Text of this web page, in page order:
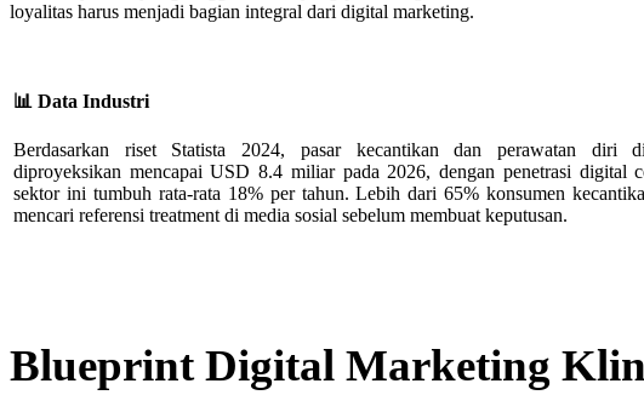
loyalitas harus menjadi bagian integral dari digital marketing.
📊 Data Industri
Berdasarkan riset Statista 2024, pasar kecantikan dan perawatan diri
diproyeksikan mencapai USD 8.4 miliar pada 2026, dengan penetrasi digital
sektor ini tumbuh rata-rata 18% per tahun. Lebih dari 65% konsumen
mencari referensi treatment di media sosial sebelum membuat keputusan.
Blueprint Digital Marketing